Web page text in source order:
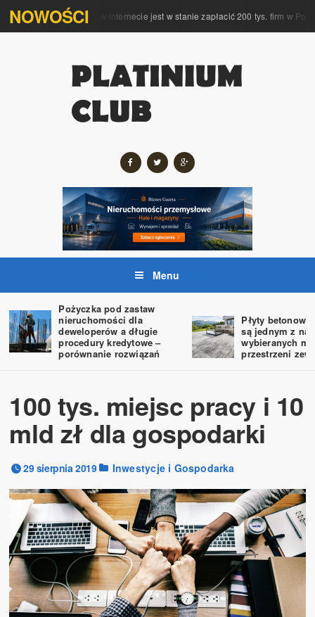
NOWOŚCIobsługę w internecie jest w stanie zapłacić 200 tys. firm w Polsce
Menu
Pożyczka pod zastaw
nieruchomości dla
deweloperów a długie
procedury kredytowe –
porównanie rozwiązań
Płyty
są jednym z
wybieranych
przestrzeni
100 tys. miejsc pracy i 10
mld zł dla gospodarki
29 sierpnia 2019 Inwestycje i Gospodarka